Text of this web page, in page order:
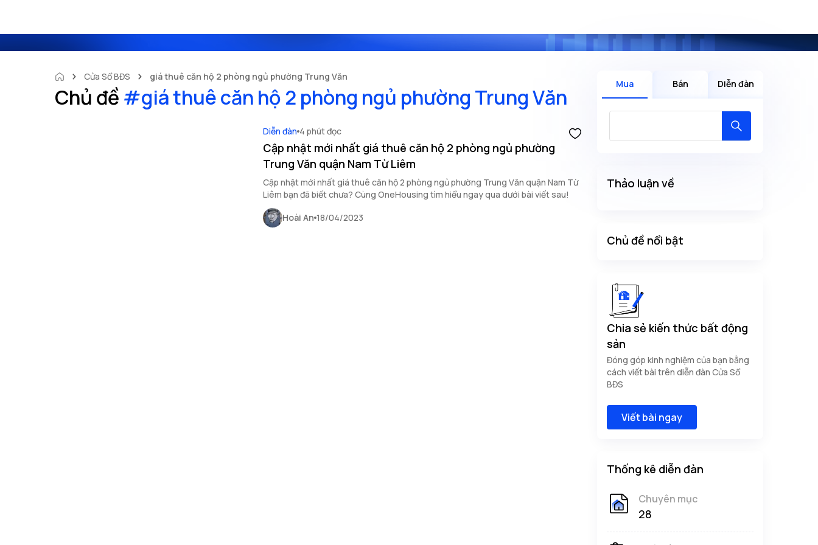
Cửa Sổ BĐS giá thuê căn hộ 2 phòng ngủ phường Trung Văn
Chủ đề #giá thuê căn hộ 2 phòng ngủ phường Trung Văn
Diễn đàn 4 phút đọc
Cập nhật mới nhất giá thuê căn hộ 2 phòng ngủ phường
Trung Văn quận Nam Từ Liêm
Cập nhật mới nhất giá thuê căn hộ 2 phòng ngủ phường Trung Văn quận Nam Từ
Liêm bạn đã biết chưa? Cùng OneHousing tìm hiểu ngay qua dưới bài viết sau!
Hoài An 18/04/2023
Mua Bán Diễn đàn
Thảo luận về
Chủ đề nổi bật
Chia sẻ kiến thức bất động
sản
Đóng góp kinh nghiệm của bạn bằng
cách viết bài trên diễn đàn Cửa Sổ
BĐS
Viết bài ngay
Thống kê diễn đàn
Chuyên mục
28